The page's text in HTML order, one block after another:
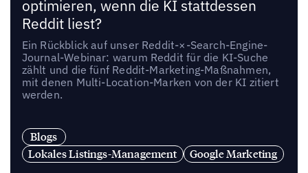
optimieren, wenn die KI stattdessen
Reddit liest?
Ein Rückblick auf unser Reddit-×-Search-Engine-
Journal-Webinar: warum Reddit für die KI-Suche
zählt und die fünf Reddit-Marketing-Maßnahmen,
mit denen Multi-Location-Marken von der KI zitiert
werden.
Blogs
Lokales Listings-Management
Google Marketing